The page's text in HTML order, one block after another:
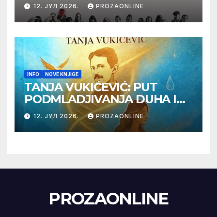
u Karlovim Varima
12. ЈУЛ 2026. PROZAONLINE
INFO NOVE KNJIGE
TANJA VUKIĆEVIĆ: PUT
PODMLADJIVANJA DUHA I
TELA SA TESLOM
12. ЈУЛ 2026. PROZAONLINE
PROZAONLINE